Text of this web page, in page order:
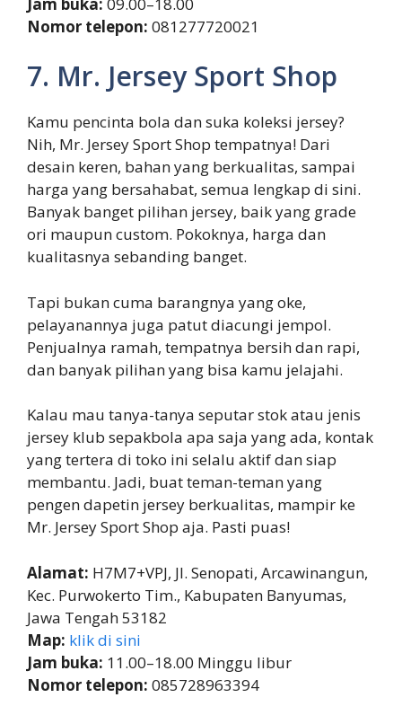
Nomor telepon: 081277720021
7. Mr. Jersey Sport Shop
Kamu pencinta bola dan suka koleksi jersey?
Nih, Mr. Jersey Sport Shop tempatnya! Dari
desain keren, bahan yang berkualitas, sampai
harga yang bersahabat, semua lengkap di sini.
Banyak banget pilihan jersey, baik yang grade
ori maupun custom. Pokoknya, harga dan
kualitasnya sebanding banget.
Tapi bukan cuma barangnya yang oke,
pelayanannya juga patut diacungi jempol.
Penjualnya ramah, tempatnya bersih dan rapi,
dan banyak pilihan yang bisa kamu jelajahi.
Kalau mau tanya-tanya seputar stok atau jenis
jersey klub sepakbola apa saja yang ada, kontak
yang tertera di toko ini selalu aktif dan siap
membantu. Jadi, buat teman-teman yang
pengen dapetin jersey berkualitas, mampir ke
Mr. Jersey Sport Shop aja. Pasti puas!
Alamat: H7M7+VPJ, Jl. Senopati, Arcawinangun,
Kec. Purwokerto Tim., Kabupaten Banyumas,
Jawa Tengah 53182
Map: klik di sini
Jam buka: 11.00–18.00 Minggu libur
Nomor telepon: 085728963394